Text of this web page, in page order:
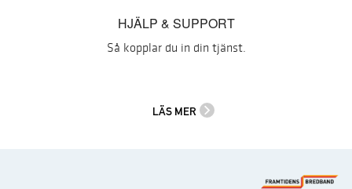
HJÄLP & SUPPORT
Så kopplar du in din tjänst.
LÄS MER